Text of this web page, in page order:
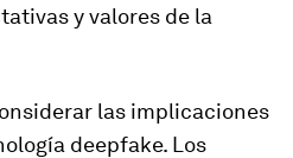
y valores de la
las implicaciones
deepfake. Los